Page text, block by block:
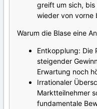
greift um sich, bis
wieder von vorne
Warum die Blase eine
Entkopplung: Die
steigender
Erwartung noch
Irrationaler
Marktteilnehmer
fundamentale